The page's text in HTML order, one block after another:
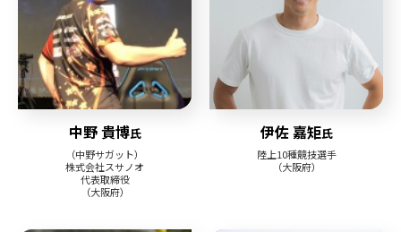
中野 貴博氏
（中野サガット）
株式会社スサノオ
代表取締役
（大阪府）
伊佐 嘉矩氏
陸上10種競技選手
（大阪府）